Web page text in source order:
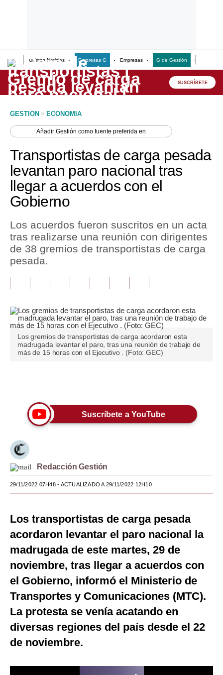
Últimas Noticias Empresas G Empresas G de Gestión
Lo último
Peru Quiosco
Economía
Mercados
Perú
Política
Tu Dinero
Finanzas Personales
Opinión
Editorial
Tendencias
Lujo
Viajes
Moda
EEUU
México
España
Internacional
Tecnología
Club del Suscriptor
Mix
SUSCRÍBETE
GESTION > ECONOMIA
AñadirGestión como fuente preferida en
Transportistas de carga pesada
levantan paro nacional tras
llegar a acuerdos con el
Gobierno
Los acuerdos fueron suscritos en un acta
tras realizarse una reunión con dirigentes
de 38 gremios de transportistas de carga
pesada.
Los gremios de transportistas de carga acordaron esta
madrugada levantar el paro, tras una reunión de trabajo de
más de 15 horas con el Ejecutivo . (Foto: GEC)
Suscríbete a YouTube
Redacción Gestión
29/11/2022 07H48- ACTUALIZADO A 29/11/2022 12H10
Los transportistas de carga pesada
acordaron levantar el paro nacional la
madrugada de este martes, 29 de
noviembre, tras llegar a acuerdos con
el Gobierno, informó el Ministerio de
Transportes y Comunicaciones (MTC).
La protesta se venía acatando en
diversas regiones del país desde el 22
de noviembre.